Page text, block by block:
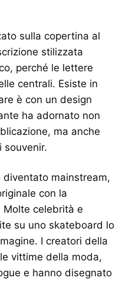
sulla copertina al
stilizzata
perché le lettere
centrali. Esiste in
è con un design
ha adornato non
ma anche
souvenir.
diventato mainstream,
con la
celebrità e
su uno skateboard lo
I creatori della
vittime della moda,
e hanno disegnato